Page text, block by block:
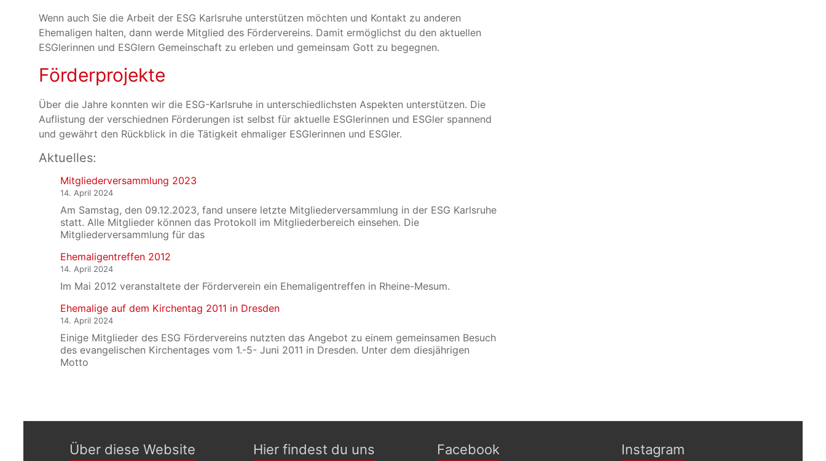
Wenn auch Sie die Arbeit der ESG Karlsruhe unterstützen möchten und Kontakt zu anderen
Ehemaligen halten, dann werde Mitglied des Fördervereins. Damit ermöglichst du den aktuellen
ESGlerinnen und ESGlern Gemeinschaft zu erleben und gemeinsam Gott zu begegnen.
Förderprojekte
Über die Jahre konnten wir die ESG-Karlsruhe in unterschiedlichsten Aspekten unterstützen. Die
Auflistung der verschiednen Förderungen ist selbst für aktuelle ESGlerinnen und ESGler spannend
und gewährt den Rückblick in die Tätigkeit ehmaliger ESGlerinnen und ESGler.
Aktuelles:
Mitgliederversammlung 2023
14. April 2024
Am Samstag, den 09.12.2023, fand unsere letzte Mitgliederversammlung in der ESG Karlsruhe
statt. Alle Mitglieder können das Protokoll im Mitgliederbereich einsehen. Die
Mitgliederversammlung für das
Ehemaligentreffen 2012
14. April 2024
Im Mai 2012 veranstaltete der Förderverein ein Ehemaligentreffen in Rheine-Mesum.
Ehemalige auf dem Kirchentag 2011 in Dresden
14. April 2024
Einige Mitglieder des ESG Fördervereins nutzten das Angebot zu einem gemeinsamen Besuch
des evangelischen Kirchentages vom 1.-5- Juni 2011 in Dresden. Unter dem diesjährigen
Motto
Über diese Website Hier findest du uns Facebook Instagram